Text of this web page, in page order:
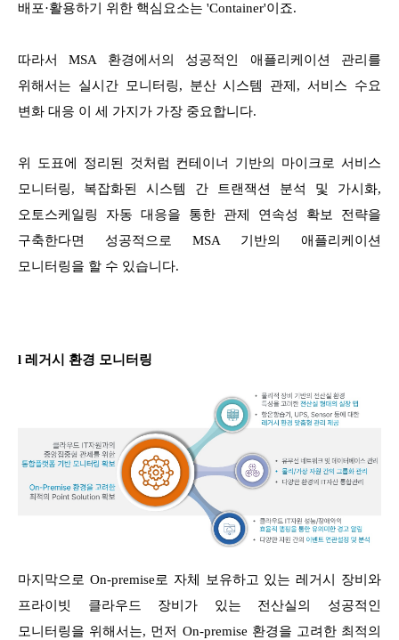
배포·활용하기 위한 핵심요소는 'Container'이죠.
따라서 MSA 환경에서의 성공적인 애플리케이션 관리를
위해서는 실시간 모니터링, 분산 시스템 관제, 서비스 수요
변화 대응 이 세 가지가 가장 중요합니다.
위 도표에 정리된 것처럼 컨테이너 기반의 마이크로 서비스
모니터링, 복잡화된 시스템 간 트랜잭션 분석 및 가시화,
오토스케일링 자동 대응을 통한 관제 연속성 확보 전략을
구축한다면 성공적으로 MSA 기반의 애플리케이션
모니터링을 할 수 있습니다.
l 레거시 환경 모니터링
마지막으로 On-premise로 자체 보유하고 있는 레거시 장비와
프라이빗 클라우드 장비가 있는 전산실의 성공적인
모니터링을 위해서는, 먼저 On-premise 환경을 고려한 최적의